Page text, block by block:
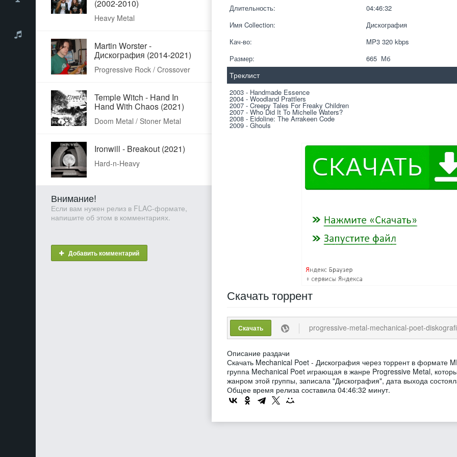
Длительность:
04:46:32
Имя Collection:
Дискография
Кач-во:
MP3 320 kbps
Размер:
665  Мб
Треклист
2003 - Handmade Essence
2004 - Woodland Prattlers
2007 - Creepy Tales For Freaky Children
2007 - Who Did It To Michelle Waters?
2008 - Eidoline: The Arrakeen Code
2009 - Ghouls
Скачатьторрент
Скачать progressive-metal-mechanical-poet-diskografija-
Описание раздачи
Скачать Mechanical Poet - Дискография через торрент в формате
группа Mechanical Poet играющая в жанре Progressive Metal,
жанром этой группы, записала "Дискография", дата выхода
Общее время релиза составила 04:46:32 минут.
(2002-2010)
Heavy Metal
Martin Worster -
Дискография (2014-2021)
Progressive Rock / Crossover
Temple Witch - Hand In
Hand With Chaos (2021)
Doom Metal / Stoner Metal
Ironwill - Breakout (2021)
Hard-n-Heavy
Внимание!
Если вам нужен релиз в FLAC-формате,
напишите об этом в комментариях.
Добавить комментарий